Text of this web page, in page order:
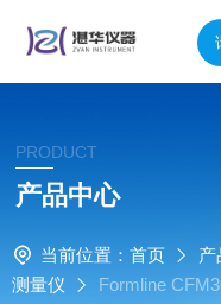
PRODUCT
产品中心
当前位置： 首页 产
测量仪
Formline